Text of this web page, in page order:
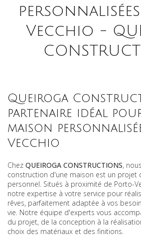
Vecchio -
Queiroga
partenaire idéal
maison
Vecchio
Chez QUEIROGA CONSTRUCTIONS,
construction d'une maison est un projet
personnel. Situés à proximité de Porto-
notre expertise à votre service pour
rêves, parfaitement adaptée à vos
vie. Notre équipe d'experts vous
du projet, de la conception à la
choix des matériaux et des finitions.